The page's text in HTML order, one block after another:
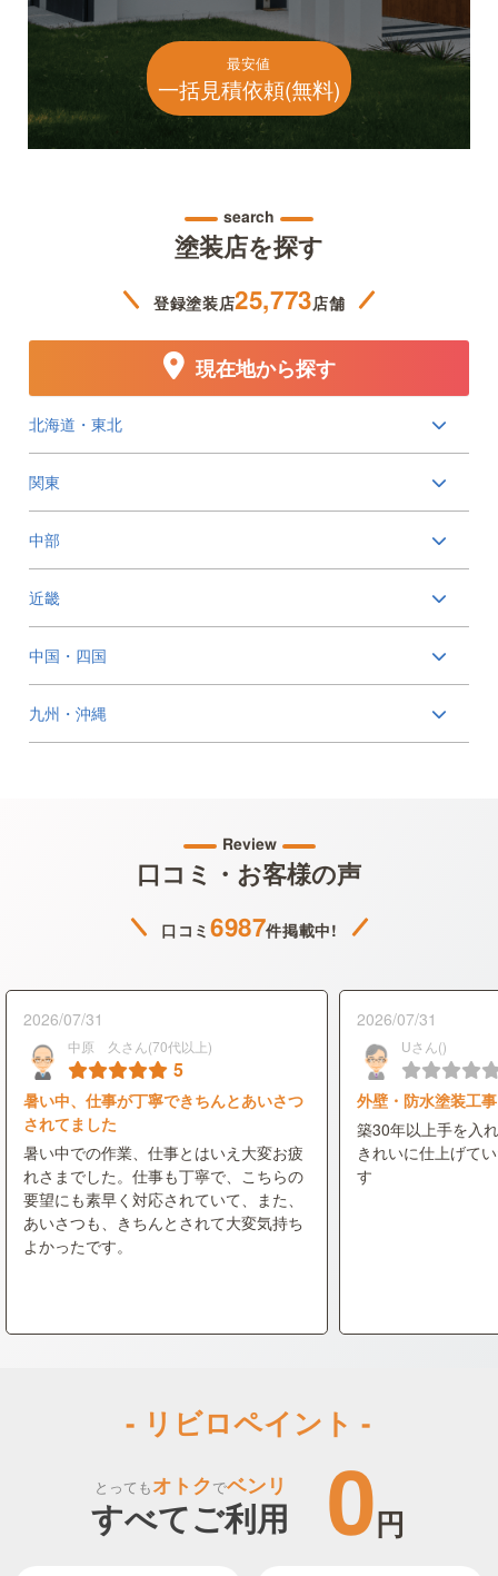
最安値
一括見積依頼(無料)
search
塗装店を探す
登録塗装店25,773店舗
北海道・東北
関東
中部
近畿
中国・四国
九州・沖縄
現在地から探す
Review
口コミ・お客様の声
口コミ6987件掲載中!
2026/07/31
中原 久さん(70代以上)
5
暑い中、仕事が丁寧できちんとあいさつ
されてました
暑い中での作業、仕事とはいえ大変お疲
れさまでした。仕事も丁寧で、こちらの
要望にも素早く対応されていて、また、
あいさつも、きちんとされて大変気持ち
よかったです。
2026/07/31
Uさん()
外壁・防水塗装工事
築30年以上手を入
きれいに仕上げて
す
- リビロペイント -
とってもオトクでベンリ
すべてご利用 0円